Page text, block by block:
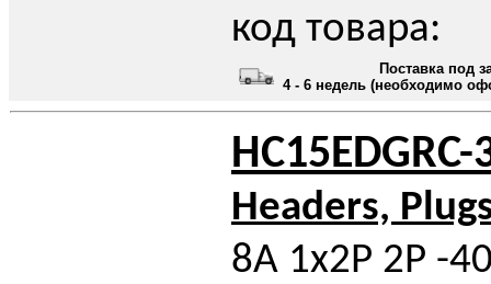
код товара:
Поставка под
4 - 6 недель (необходимо
Headers,
8A 1x2P 2P -